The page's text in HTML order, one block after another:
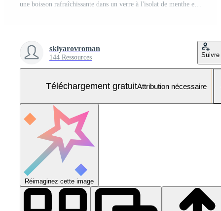
une boisson rafraîchissante dans un verre à l'isolat de menthe et de citron vert Photo Gratuite
sklyarovroman
144 Ressources Suivre
Téléchargement gratuitAttribution nécessaire
Réimaginez cette image